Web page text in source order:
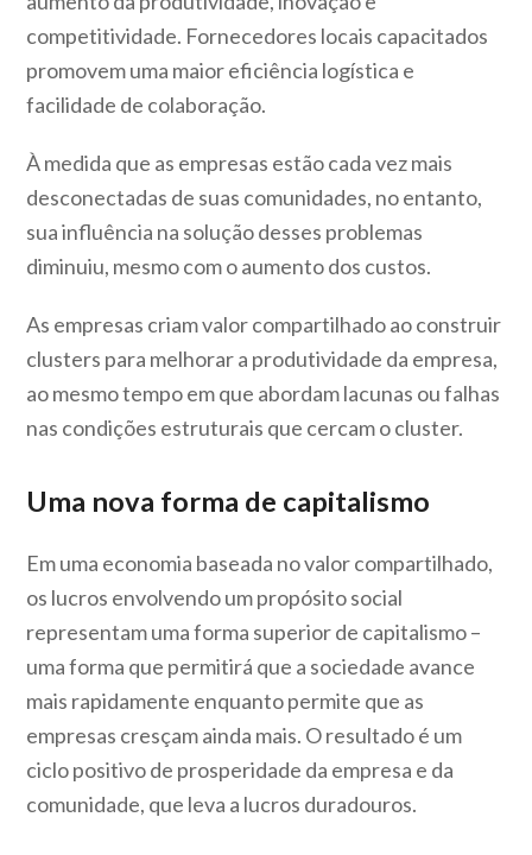
competitividade. Fornecedores locais capacitados
promovem uma maior eficiência logística e
facilidade de colaboração.
À medida que as empresas estão cada vez mais
desconectadas de suas comunidades, no entanto,
sua influência na solução desses problemas
diminuiu, mesmo com o aumento dos custos.
As empresas criam valor compartilhado ao construir
clusters para melhorar a produtividade da empresa,
ao mesmo tempo em que abordam lacunas ou falhas
nas condições estruturais que cercam o cluster.
Uma nova forma de capitalismo
Em uma economia baseada no valor compartilhado,
os lucros envolvendo um propósito social
representam uma forma superior de capitalismo –
uma forma que permitirá que a sociedade avance
mais rapidamente enquanto permite que as
empresas cresçam ainda mais. O resultado é um
ciclo positivo de prosperidade da empresa e da
comunidade, que leva a lucros duradouros.